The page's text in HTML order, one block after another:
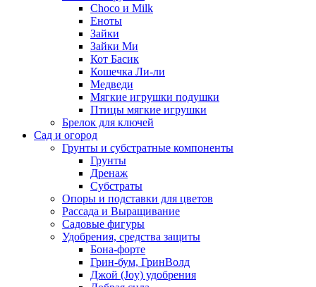
Choco и Milk
Еноты
Зайки
Зайки Ми
Кот Басик
Кошечка Ли-ли
Медведи
Мягкие игрушки подушки
Птицы мягкие игрушки
Брелок для ключей
Сад и огород
Грунты и субстратные компоненты
Грунты
Дренаж
Субстраты
Опоры и подставки для цветов
Рассада и Выращивание
Садовые фигуры
Удобрения, средства защиты
Бона-форте
Грин-бум, ГринВолд
Джой (Joy) удобрения